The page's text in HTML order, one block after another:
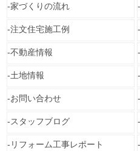
家づくりの流れ
注文住宅施工例
不動産情報
土地情報
お問い合わせ
スタッフブログ
リフォーム工事レポート